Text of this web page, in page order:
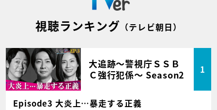
視聴ランキング （テレビ朝日）
大追跡～警視庁ＳＳＢ
Ｃ強行犯係～ Season2
1
Episode3 大炎上…暴走する正義